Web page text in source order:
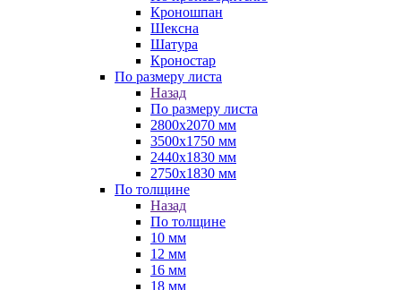
Кроношпан
Шексна
Шатура
Кроностар
По размеру листа
Назад
По размеру листа
2800х2070 мм
3500х1750 мм
2440х1830 мм
2750х1830 мм
По толщине
Назад
По толщине
10 мм
12 мм
16 мм
18 мм